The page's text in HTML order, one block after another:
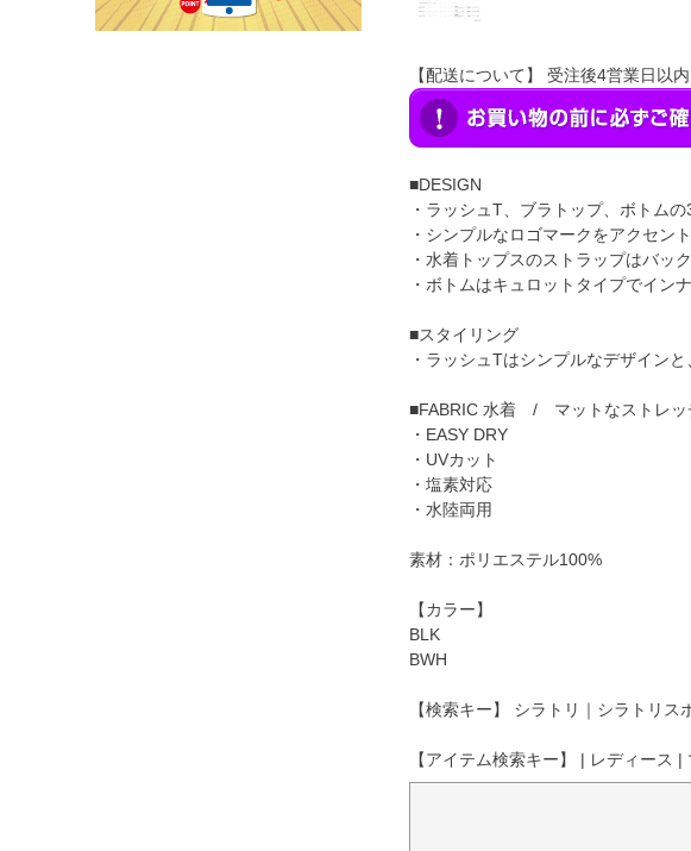
【配送について】 受注後4営業日以
■DESIGN
・ラッシュT、ブラトップ、ボトム
・シンプルなロゴマークをアクセン
・水着トップスのストラップはバッ
・ボトムはキュロットタイプでイン
■スタイリング
・ラッシュTはシンプルなデザイン
■FABRIC 水着 / マットなストレッ
・EASY DRY
・UVカット
・塩素対応
・水陸両用
素材：ポリエステル100%
【カラー】
BLK
BWH
【検索キー】 シラトリ｜シラトリ
【アイテム検索キー】 | レディース